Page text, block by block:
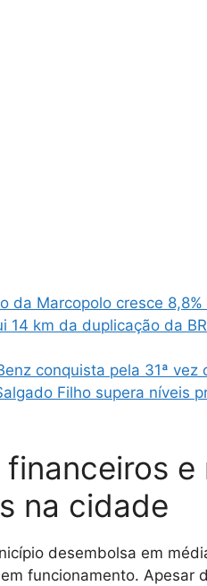
da Marcopolo cresce
14 km da duplicação da
conquista pela 31ª vez
Filho supera níveis
na cidade
desembolsa em
funcionamento. Apesar